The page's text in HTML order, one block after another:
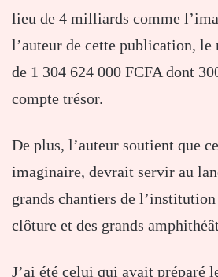
lieu de 4 milliards comme
l’auteur de cette publication, le
de 1 304 624 000 FCFA dont
compte trésor.
De plus, l’auteur soutient que
imaginaire, devrait servir au
grands chantiers de
clôture et des grands
J’ai été celui qui avait préparé